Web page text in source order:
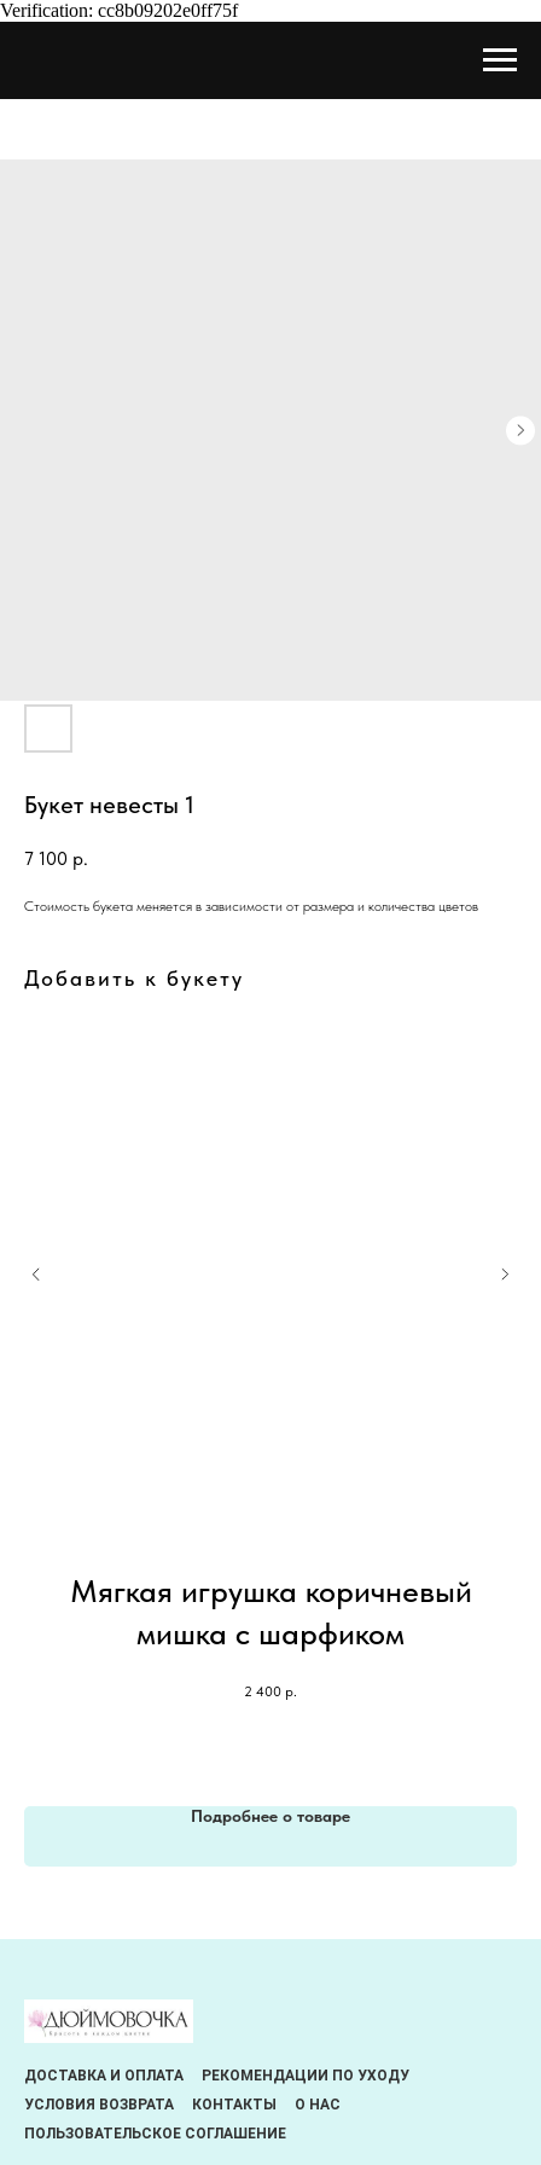
Verification: cc8b09202e0ff75f
Букет невесты 1
7 100 р.
Стоимость букета меняется в зависимости от размера и количества цветов
Добавить к букету
Мягкая игрушка коричневый
мишка с шарфиком
2 400 р.
Подробнее о товаре
ДОСТАВКА И ОПЛАТА
РЕКОМЕНДАЦИИ ПО УХОДУ
УСЛОВИЯ ВОЗВРАТА
КОНТАКТЫ
О НАС
ПОЛЬЗОВАТЕЛЬСКОЕ СОГЛАШЕНИЕ